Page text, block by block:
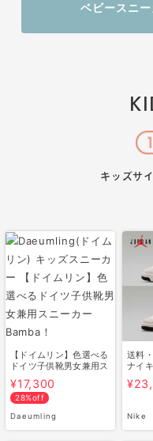
ベビースニ
キッズサ
【ドイムリン】色選べる
ドイツ子供靴男女兼用ス
ニーカ…
¥17,300
28%off
Daeumling
送料
ナイ
4 …
Nike